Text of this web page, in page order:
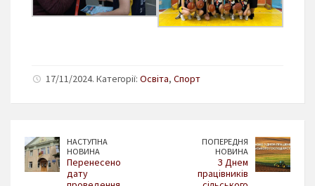
17/11/2024. Категорії: Освіта, Спорт
НАСТУПНА
НОВИНА
Перенесено
дату
ПОПЕРЕДНЯ
НОВИНА
З Днем
працівників